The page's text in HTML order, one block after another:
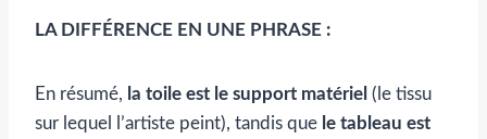
LA DIFFÉRENCE EN UNE PHRASE :
En résumé, la toile est le support matériel (le tissu
sur lequel l’artiste peint), tandis que le tableau est